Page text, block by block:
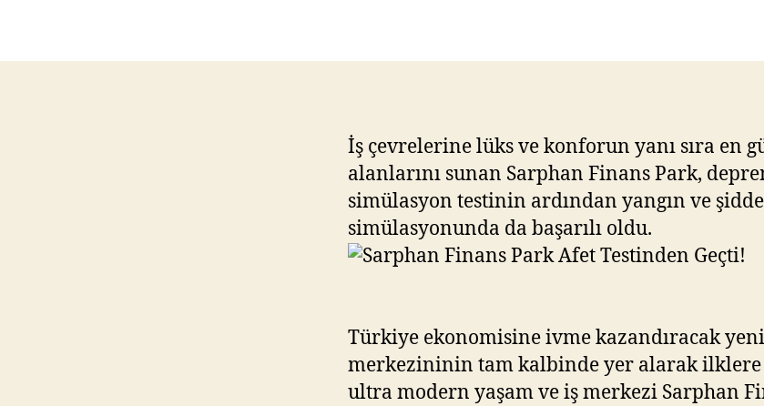
İş çevrelerine lüks ve konforun yanı sıra en
alanlarını sunan Sarphan Finans Park,
simülasyon testinin ardından yangın ve
simülasyonunda da başarılı oldu.
Türkiye ekonomisine ivme kazandıracak
merkezininin tam kalbinde yer alarak ilklere
ultra modern yaşam ve iş merkezi Sarphan